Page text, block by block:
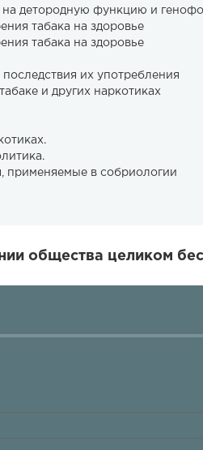
на детородную функцию и
табака на здоровье
табака на здоровье
их употребления
и других наркотиках
применяемые в собриологии
общества целиком